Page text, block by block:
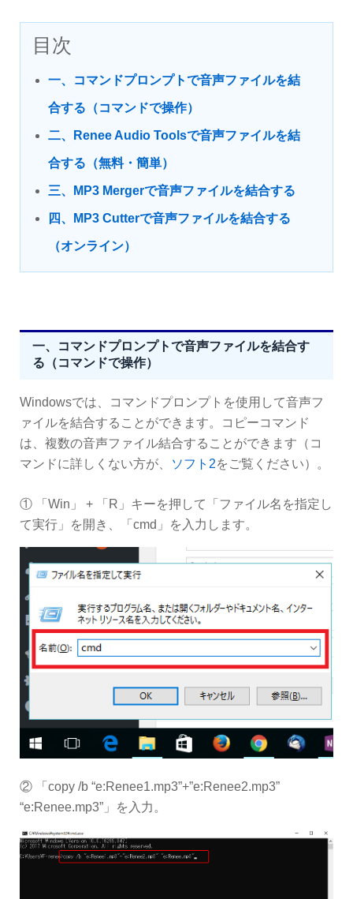
目次
一、コマンドプロンプトで音声ファイルを結
合する（コマンドで操作）
二、Renee Audio Toolsで音声ファイルを結
合する（無料・簡単）
三、MP3 Mergerで音声ファイルを結合する
四、MP3 Cutterで音声ファイルを結合する
（オンライン）
一、コマンドプロンプトで音声ファイルを結合す
る（コマンドで操作）
Windowsでは、コマンドプロンプトを使用して音声フ
ァイルを結合することができます。コピーコマンド
は、複数の音声ファイル結合することができます（コ
マンドに詳しくない方が、
ソフト2をご覧ください）。
① 「Win」 + 「R」キーを押して「ファイル名を指定し
て実行」を開き、「cmd」を入力します。
② 「copy /b “e:Renee1.mp3”+”e:Renee2.mp3”
“e:Renee.mp3”」を入力。